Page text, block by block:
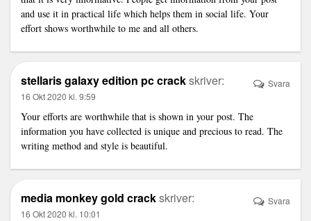
and use it in practical life which helps them in social life. Your
effort shows worthwhile to me and all others.
stellaris galaxy edition pc crackskriver:
16 Okt 2020 kl. 9:59
Your efforts are worthwhile that is shown in your post. The
information you have collected is unique and precious to read. The
writing method and style is beautiful.
Svara
media monkey gold crackskriver:
16 Okt 2020 kl. 10:01
Svara